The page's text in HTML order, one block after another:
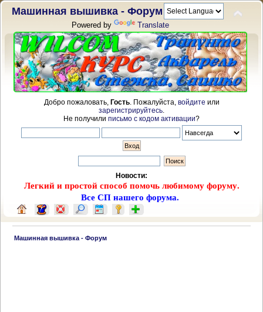
Машинная вышивка - Форум
Powered by Translate
Добро пожаловать, Гость. Пожалуйста, войдите или
зарегистрируйтесь
Не получили письмо с кодом активации?
Новости:
Легкий и простой способ помочь любимому форуму.
Все СП нашего форума.
Машинная вышивка - Форум